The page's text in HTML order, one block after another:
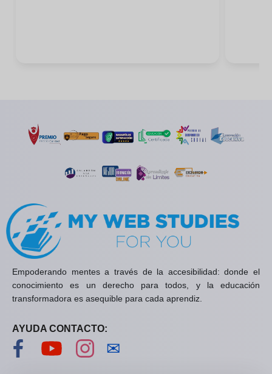
Empoderando mentes a través de la accesibilidad: donde el
conocimiento es un derecho para todos, y la educación
transformadora es asequible para cada aprendiz.
AYUDA CONTACTO:
Visítanos en Facebook
Visítanos en YouTube
Visítanos en Instagram
✉